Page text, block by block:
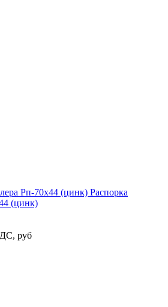
Распорка
(цинк)
руб